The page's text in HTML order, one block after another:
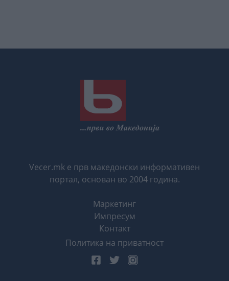
Vecer.mk е прв македонски информативен
портал, основан во 2004 година.
Маркетинг
Импресум
Контакт
Политика на приватност